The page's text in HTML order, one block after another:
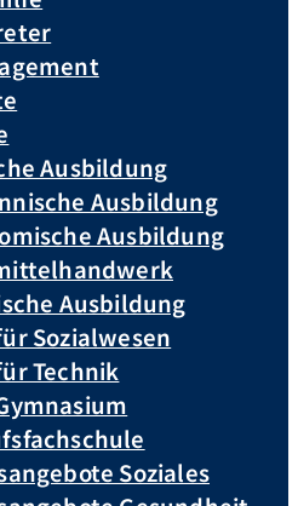
Ausbildung
Ausbildung
Ausbildung
Ausbildung
Sozialwesen
Technik
Soziales